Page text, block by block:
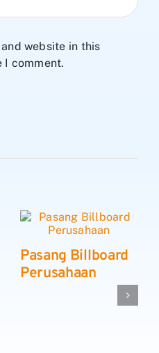
website in this
I comment.
Pasang Billboard
Perusahaan